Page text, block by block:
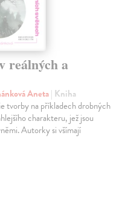
reálných a
Aneta| Kniha
tvorby na příkladech drobných
charakteru, jež jsou
Autorky si všímají